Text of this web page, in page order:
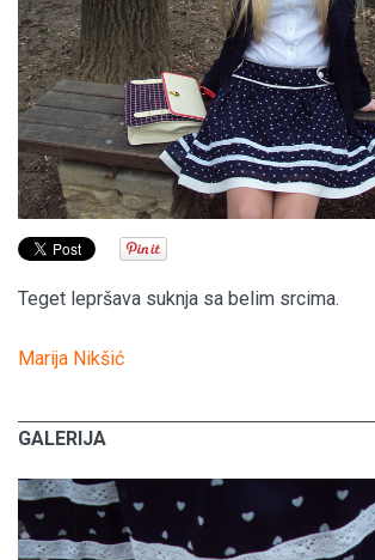
Teget lepršava suknja sa belim srcima.
Marija Nikšić
GALERIJA